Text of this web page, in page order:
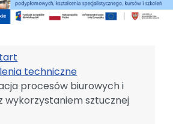
techniczne
procesów biurowych i
wykorzystaniem sztucznej